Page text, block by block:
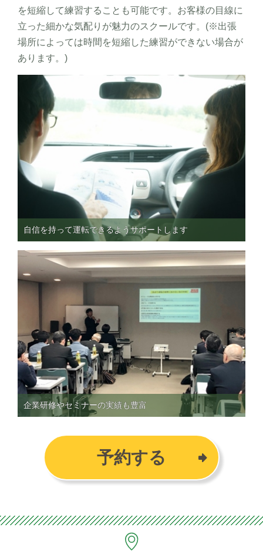
を短縮して練習することも可能です。お客様の目線に
立った細かな気配りが魅力のスクールです。(※出張
場所によっては時間を短縮した練習ができない場合が
あります。)
自信を持って運転できるようサポートします
企業研修やセミナーの実績も豊富
予約する